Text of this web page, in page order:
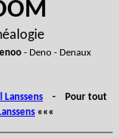
- Deno - Denaux
Lanssens - Pour tout
«««